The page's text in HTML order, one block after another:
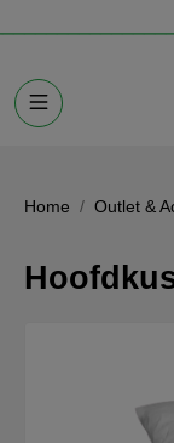
Home Outlet &